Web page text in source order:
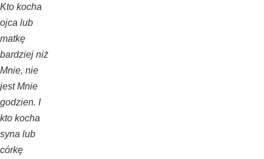
Kto kocha
ojca lub
matkę
bardziej niż
Mnie, nie
jest Mnie
godzien. I
kto kocha
syna lub
córkę